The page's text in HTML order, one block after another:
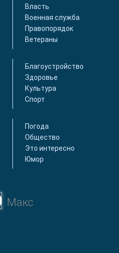
Власть
Военная служба
Правопорядок
Ветераны
Благоустройство
Здоровье
Культура
Спорт
Погода
Общество
Это интересно
Юмор
Макс